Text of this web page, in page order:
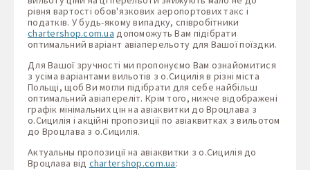
рівня вартості обов'язкових аеропортових такс і
податків. У будь-якому випадку, співробітники
chartershop.com.ua допоможуть Вам підібрати
оптимальний варіант авіаперельоту для Вашої поїздки.
Для Вашої зручності ми пропонуємо Вам ознайомитися
з усіма варіантами вильотів з о.Сицилія в різні міста
Польщі, щоб Ви могли підібрати для себе найбільш
оптимальний авіапереліт. Крім того, нижче відображені
графік мінімальних цін на авіаквитки до Вроцлава з
о.Сицилія і акційні пропозиції по авіаквитках з вильотом
до Вроцлава з о.Сицилія.
Актуальны пропозиції на авіаквитки з о.Сицилія до
Вроцлава від chartershop.com.ua: